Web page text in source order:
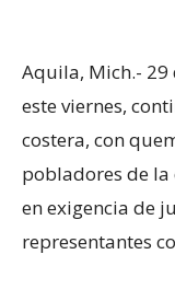
Aquila, Mich.- 29
este viernes,
costera, con
pobladores de
en exigencia de
representantes